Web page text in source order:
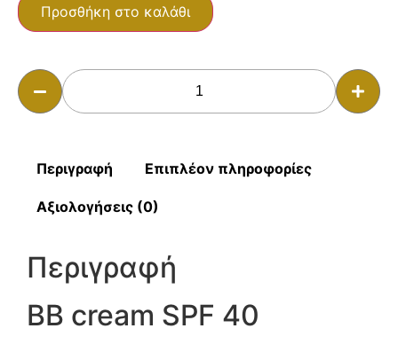
Προσθήκη στο καλάθι
Περιγραφή Επιπλέον πληροφορίες
Αξιολογήσεις (0)
Περιγραφή
BB cream SPF 40